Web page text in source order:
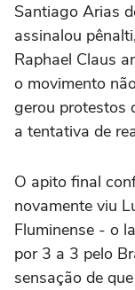
Santiago Arias
assinalou
Raphael Claus
o movimento
gerou protestos
a tentativa de
O apito final
novamente viu
Fluminense - o
por 3 a 3 pelo
sensação de